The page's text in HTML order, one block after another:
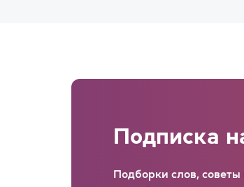
Подписка
Подборки слов, советы